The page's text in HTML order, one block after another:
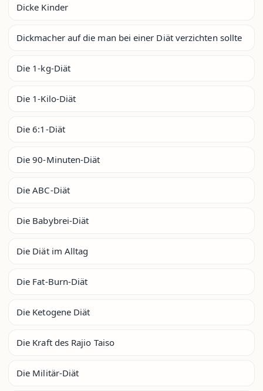
Dicke Kinder
Dickmacher auf die man bei einer Diät verzichten sollte
Die 1-kg-Diät
Die 1-Kilo-Diät
Die 6:1-Diät
Die 90-Minuten-Diät
Die ABC-Diät
Die Babybrei-Diät
Die Diät im Alltag
Die Fat-Burn-Diät
Die Ketogene Diät
Die Kraft des Rajio Taiso
Die Militär-Diät